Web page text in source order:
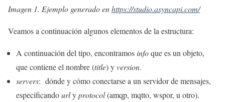
Imagen 1. Ejemplo generado enhttps://studio.asyncapi.com/
Veamos a continuación algunos elementos de la estructura:
A continuación del tipo, encontramos infoque es un objeto,
que contiene el nombre (title) yversion.
servers: dónde y cómo conectarse a un servidor de mensajes,
especificandourlyprotocol(amqp, mqtto, wspor, u otro).